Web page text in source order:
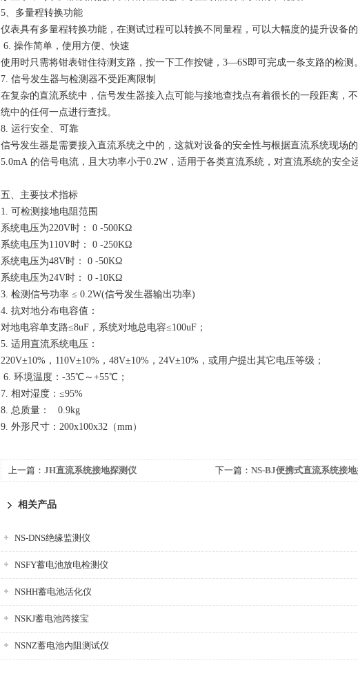
5、多量程转换功能
仪表具有多量程转换功能，在测试过程可以转换不同量程，可以大幅度的提升设备
6. 操作简单，使用方便、快速
使用时只需将钳表钳住待测支路，按一下工作按键，3—6S即可完成一条支路的检测。
7. 信号发生器与检测器不受距离限制
在复杂的直流系统中，信号发生器接入点可能与接地查找点有着很长的一段距离，
统中的任何一点进行查找。
8. 运行安全、可靠
信号发生器是需要接入直流系统之中的，这就对设备的安全性与根据直流系统现场
5.0mA 的信号电流，且大功率小于0.2W，适用于各类直流系统，对直流系统的安全
五、主要技术指标
1. 可检测接地电阻范围
系统电压为220V时： 0 -500KΩ
系统电压为110V时： 0 -250KΩ
系统电压为48V时： 0 -50KΩ
系统电压为24V时： 0 -10KΩ
3. 检测信号功率 ≤ 0.2W(信号发生器输出功率)
4. 抗对地分布电容值：
对地电容单支路≤8uF，系统对地总电容≤100uF；
5. 适用直流系统电压：
220V±10%，110V±10%，48V±10%，24V±10%，或用户提出其它电压等级；
6. 环境温度：-35℃～+55℃；
7. 相对湿度：≤95%
8. 总质量： 0.9kg
9. 外形尺寸：200x100x32（mm）
上一篇： JH直流系统接地探测仪 下一篇： NS-BJ便携式直流系统接
相关产品
NS-DNS绝缘监测仪
NSFY蓄电池放电检测仪
NSHH蓄电池活化仪
NSKJ蓄电池跨接宝
NSNZ蓄电池内阻测试仪